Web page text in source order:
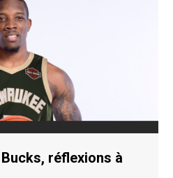
réflexions à